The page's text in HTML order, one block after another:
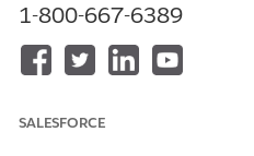
(베타)
용하는 각 구성기 플로를 수정
필요한 경우 다음 구성을 완료
1-800-667-6389
SALESFORCE